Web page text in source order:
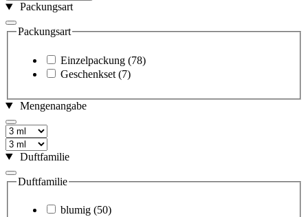
Packungsart
Packungsart
Einzelpackung (78)
Geschenkset (7)
Mengenangabe
Duftfamilie
Duftfamilie
blumig (50)